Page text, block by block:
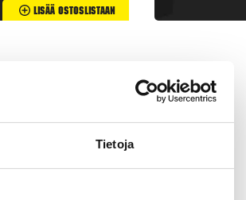
Tietoja
Lisää Ostoslistaan